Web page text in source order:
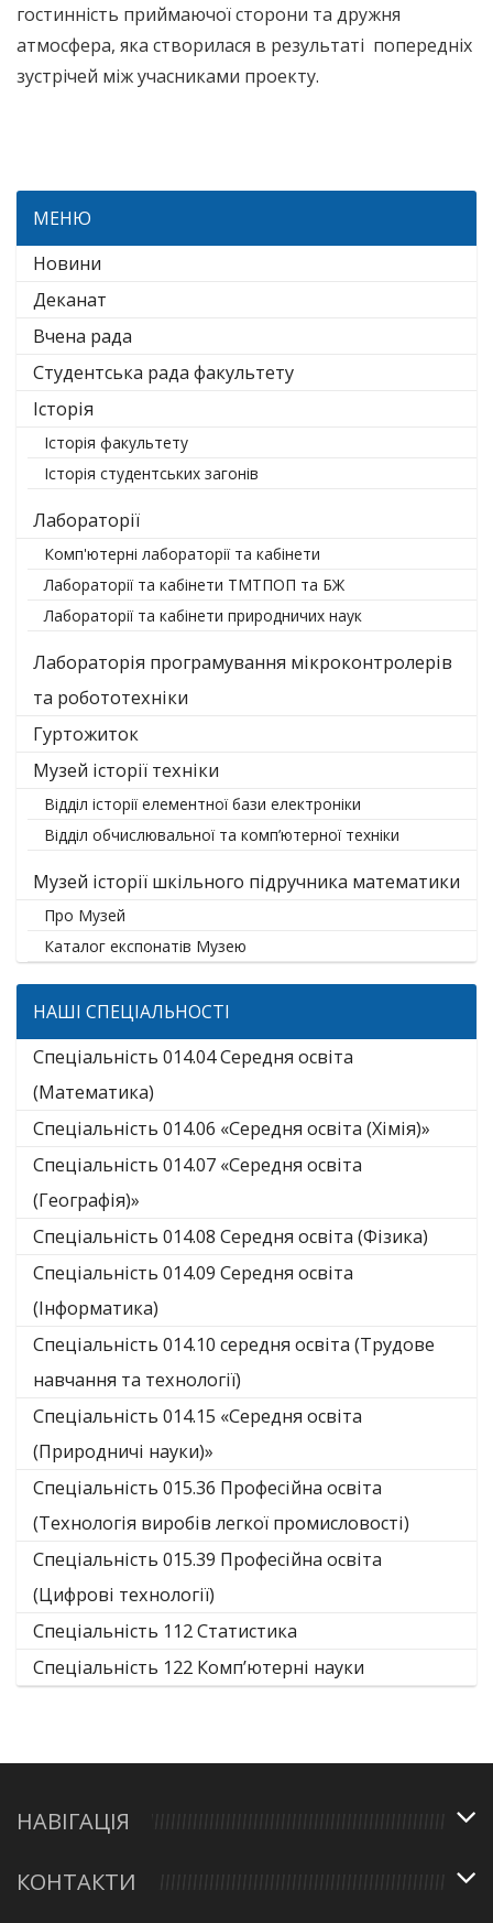
гостинність приймаючої сторони та дружня
атмосфера, яка створилася в результаті попередніх
зустрічей між учасниками проекту.
МЕНЮ
Новини
Деканат
Вчена рада
Студентська рада факультету
Історія
Історія факультету
Історія студентських загонів
Лабораторії
Комп'ютерні лабораторії та кабінети
Лабораторії та кабінети ТМТПОП та БЖ
Лабораторії та кабінети природничих наук
Лабораторія програмування мікроконтролерів
та робототехніки
Гуртожиток
Музей історії техніки
Відділ історії елементної бази електроніки
Відділ обчислювальної та комп’ютерної техніки
Музей історії шкільного підручника математики
Про Музей
Каталог експонатів Музею
НАШІ СПЕЦІАЛЬНОСТІ
Спеціальність 014.04 Середня освіта
(Математика)
Спеціальність 014.06 «Середня освіта (Хімія)»
Спеціальність 014.07 «Середня освіта
(Географія)»
Спеціальність 014.08 Середня освіта (Фізика)
Спеціальність 014.09 Середня освіта
(Інформатика)
Спеціальність 014.10 середня освіта (Трудове
навчання та технології)
Спеціальність 014.15 «Середня освіта
(Природничі науки)»
Спеціальність 015.36 Професійна освіта
(Технологія виробів легкої промисловості)
Спеціальність 015.39 Професійна освіта
(Цифрові технології)
Спеціальність 112 Статистика
Спеціальність 122 Комп’ютерні науки
НАВІГАЦІЯ
КОНТАКТИ